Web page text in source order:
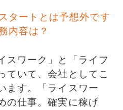
タートとは予想外です
内容は？
スワーク」と「ライフ
ていて、会社としてこ
ます。「ライスワー
の仕事。確実に稼げ